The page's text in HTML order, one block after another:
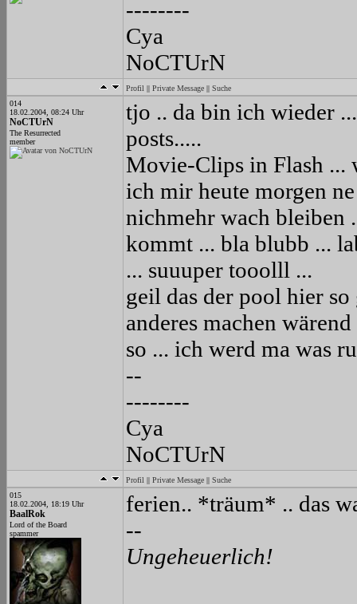
--------
Cya
NoCTUrN
Profil || Private Message || Suche
014
18.02.2004, 08:24 Uhr
NoCTUrN
The Resurrected
member
tjo .. da bin ich wieder
posts.....
Movie-Clips in Flash ...
ich mir heute morgen
nichmehr wach bleiben
kommt ... bla blubb ...
... suuuper tooolll ...
geil das der pool hier
anderes machen
so ... ich werd ma was
--
--------
Cya
NoCTUrN
Profil || Private Message || Suche
015
18.02.2004, 18:19 Uhr
BaalRok
Lord of the Board
spammer
ferien.. *träum* .. das
--
Ungeheuerlich!